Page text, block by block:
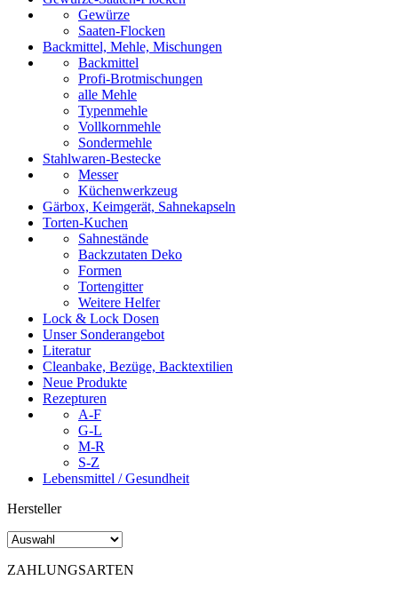
Gewürze
Saaten-Flocken
Backmittel, Mehle, Mischungen
Backmittel
Profi-Brotmischungen
alle Mehle
Typenmehle
Vollkornmehle
Sondermehle
Stahlwaren-Bestecke
Messer
Küchenwerkzeug
Gärbox, Keimgerät, Sahnekapseln
Torten-Kuchen
Sahnestände
Backzutaten Deko
Formen
Tortengitter
Weitere Helfer
Lock & Lock Dosen
Unser Sonderangebot
Literatur
Cleanbake, Bezüge, Backtextilien
Neue Produkte
Rezepturen
A-F
G-L
M-R
S-Z
Lebensmittel / Gesundheit
Hersteller
ZAHLUNGSARTEN